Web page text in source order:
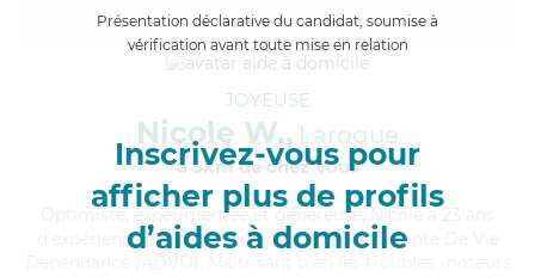
Présentation déclarative du candidat, soumise à
vérification avant toute mise en relation
Inscrivez-vous pour
afficher plus de profils
d’aides à domicile
JOYEUSE
Nicole W., Laroque
à 5km de chez Vous
, expérimentée et généreuse, Nicole a 23 ans
d'expérience et possède un diplôme d'Assistante De Vie